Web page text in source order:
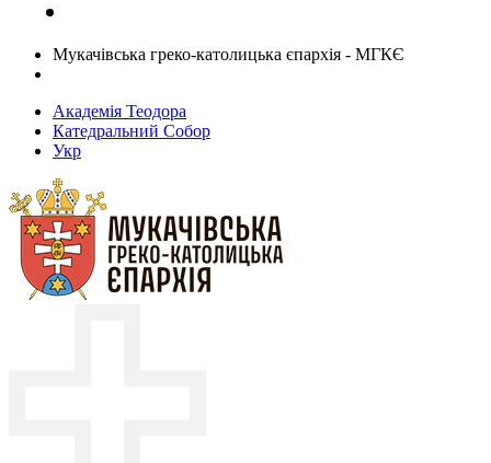
Мукачівська греко-католицька єпархія - МГКЄ
Академія Теодора
Катедральний Собор
Укр